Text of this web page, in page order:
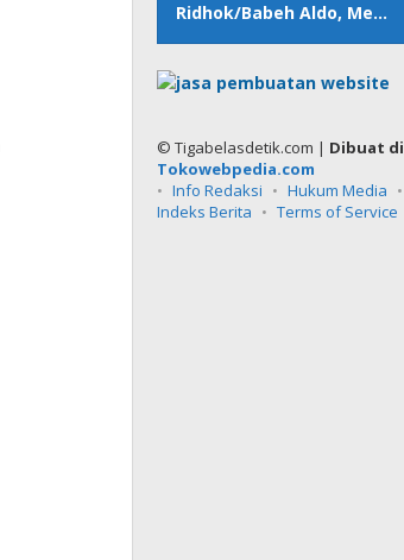
Ridhok/Babeh Aldo, Me…
© Tigabelasdetik.com | Dibuat di
Tokowebpedia.com
Info Redaksi
Hukum Media
Indeks Berita
Terms of Service